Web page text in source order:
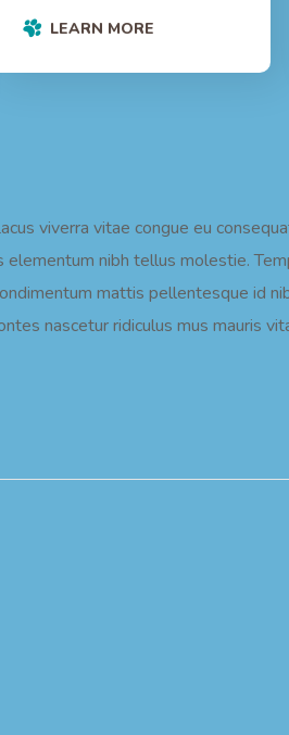
LEARN MORE
viverra vitae congue eu
elementum nibh tellus molestie.
mattis pellentesque id
nascetur ridiculus mus mauris